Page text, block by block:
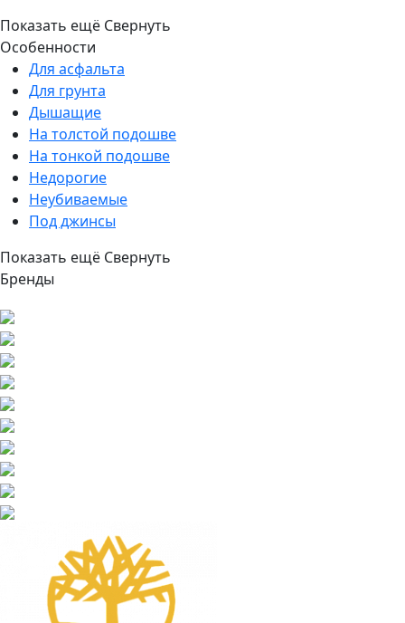
Показать ещё Свернуть
Особенности
Для асфальта
Для грунта
Дышащие
На толстой подошве
На тонкой подошве
Недорогие
Неубиваемые
Под джинсы
Показать ещё Свернуть
Бренды